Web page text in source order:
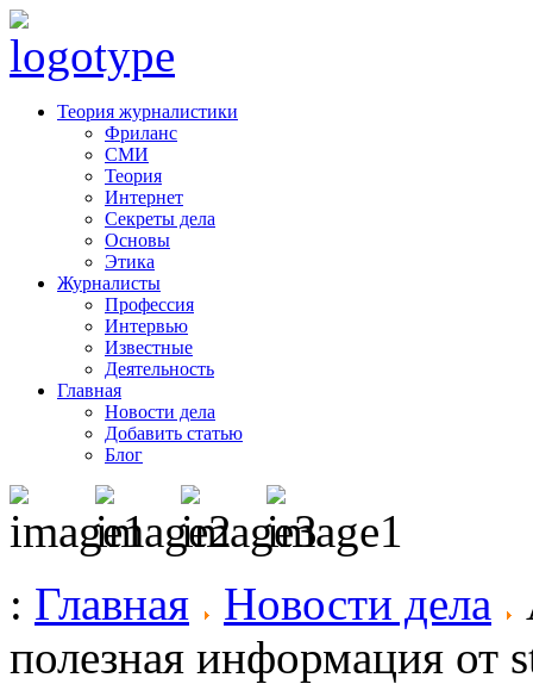
Теория журналистики
Фриланс
СМИ
Теория
Интернет
Секреты дела
Основы
Этика
Журналисты
Профессия
Интервью
Известные
Деятельность
Главная
Новости дела
Добавить статью
Блог
: Главная Новости дела
полезная информация от